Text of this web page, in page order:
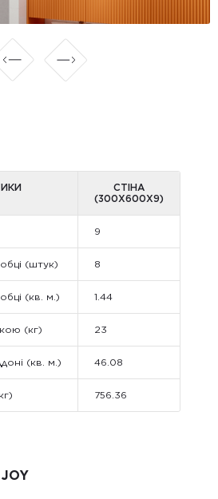
СТІНА
(300Х600Х9)
9
(штук) 8
(кв. м.) 1.44
(кг) 23
(кв. м.) 46.08
756.36